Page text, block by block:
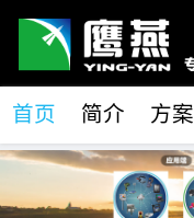
首页 简介 方案